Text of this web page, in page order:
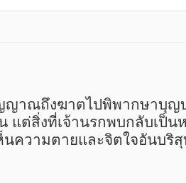
ญาณถึงฆาตไปพิพากษาบุญ
ต่สิ่งที่เจ้านรกพบกลับเป็น
นความตายและจิตใจอันบริ